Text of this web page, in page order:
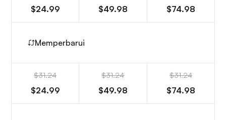
$24.99 $49.98 $74.98
Memperbarui
$31.24
$24.99
$31.24
$49.98
$31.24
$74.98